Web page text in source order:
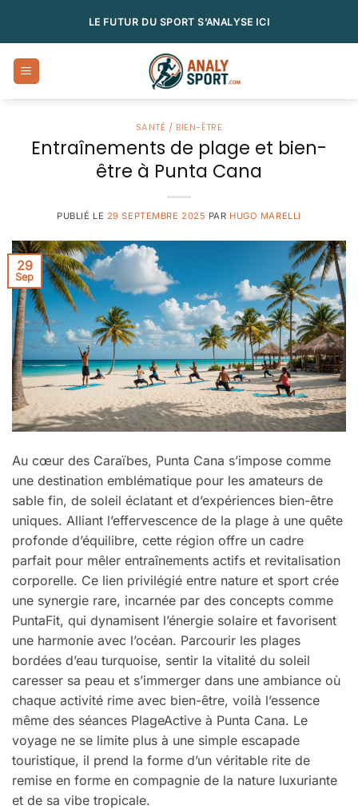
LE FUTUR DU SPORT S’ANALYSE ICI
SANTÉ / BIEN-ÊTRE
Entraînements de plage et bien-
être à Punta Cana
PUBLIÉ LE 29 SEPTEMBRE 2025 PAR HUGO MARELLI
29
Sep
Au cœur des Caraïbes, Punta Cana s’impose comme
une destination emblématique pour les amateurs de
sable fin, de soleil éclatant et d’expériences bien-être
uniques. Alliant l’effervescence de la plage à une quête
profonde d’équilibre, cette région offre un cadre
parfait pour mêler entraînements actifs et revitalisation
corporelle. Ce lien privilégié entre nature et sport crée
une synergie rare, incarnée par des concepts comme
PuntaFit, qui dynamisent l’énergie solaire et favorisent
une harmonie avec l’océan. Parcourir les plages
bordées d’eau turquoise, sentir la vitalité du soleil
caresser sa peau et s’immerger dans une ambiance où
chaque activité rime avec bien-être, voilà l’essence
même des séances PlageActive à Punta Cana. Le
voyage ne se limite plus à une simple escapade
touristique, il prend la forme d’un véritable rite de
remise en forme en compagnie de la nature luxuriante
et de sa vibe tropicale.